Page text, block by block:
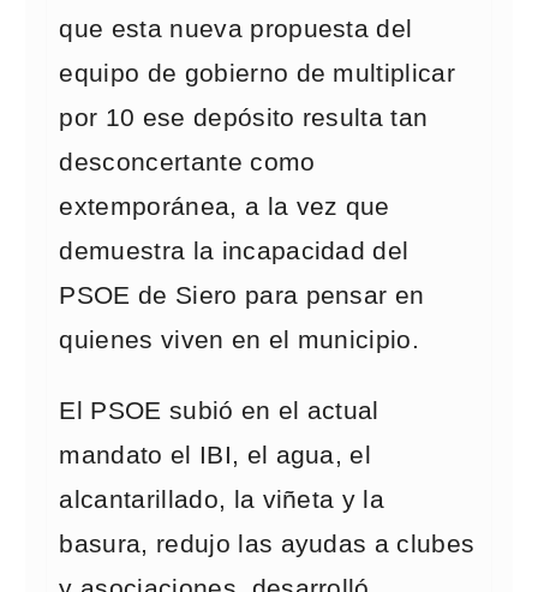
que esta nueva propuesta del
equipo de gobierno de multiplicar
por 10 ese depósito resulta tan
desconcertante como
extemporánea, a la vez que
demuestra la incapacidad del
PSOE de Siero para pensar en
quienes viven en el municipio.
El PSOE subió en el actual
mandato el IBI, el agua, el
alcantarillado, la viñeta y la
basura, redujo las ayudas a clubes